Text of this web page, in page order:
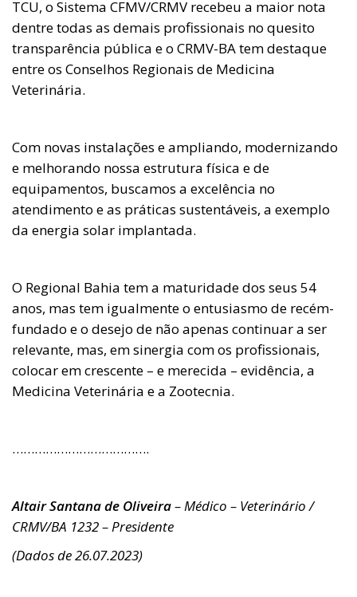
TCU, o Sistema CFMV/CRMV recebeu a maior nota
dentre todas as demais profissionais no quesito
transparência pública e o CRMV-BA tem destaque
entre os Conselhos Regionais de Medicina
Veterinária.
Com novas instalações e ampliando, modernizando
e melhorando nossa estrutura física e de
equipamentos, buscamos a excelência no
atendimento e as práticas sustentáveis, a exemplo
da energia solar implantada.
O Regional Bahia tem a maturidade dos seus 54
anos, mas tem igualmente o entusiasmo de recém-
fundado e o desejo de não apenas continuar a ser
relevante, mas, em sinergia com os profissionais,
colocar em crescente – e merecida – evidência, a
Medicina Veterinária e a Zootecnia.
……………………………….
Altair Santana de Oliveira– Médico – Veterinário /
CRMV/BA 1232 – Presidente
(Dados de 26.07.2023)